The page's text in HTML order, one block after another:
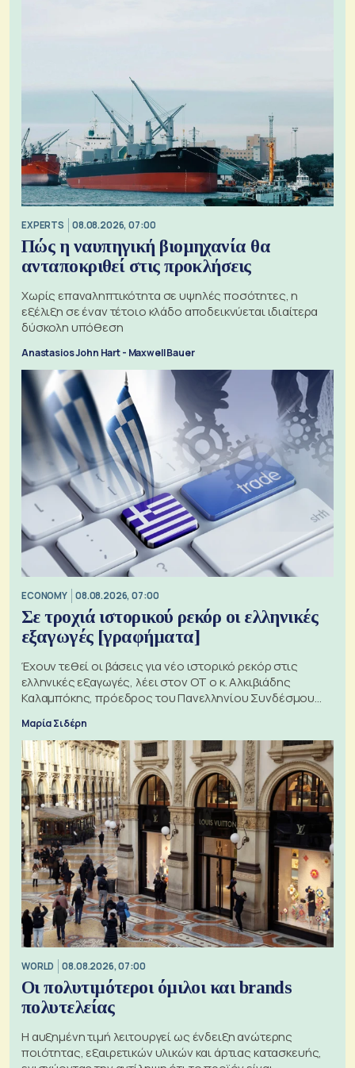
EXPERTS 08.08.2026, 07:00
Πώς η ναυπηγική βιομηχανία θα
ανταποκριθεί στις προκλήσεις
Χωρίς επαναληπτικότητα σε υψηλές ποσότητες, η
εξέλιξη σε έναν τέτοιο κλάδο αποδεικνύεται ιδιαίτερα
δύσκολη υπόθεση
Anastasios John Hart - Maxwell Bauer
ECONOMY 08.08.2026, 07:00
Σε τροχιά ιστορικού ρεκόρ οι ελληνικές
εξαγωγές [γραφήματα]
Έχουν τεθεί οι βάσεις για νέο ιστορικό ρεκόρ στις
ελληνικές εξαγωγές, λέει στον ΟΤ ο κ. Αλκιβιάδης
Καλαμπόκης, πρόεδρος του Πανελληνίου Συνδέσμου
Μαρία Σιδέρη
WORLD 08.08.2026, 07:00
Οι πολυτιμότεροι όμιλοι και brands
πολυτελείας
Η αυξημένη τιμή λειτουργεί ως ένδειξη ανώτερης
ποιότητας, εξαιρετικών υλικών και άρτιας κατασκευής,